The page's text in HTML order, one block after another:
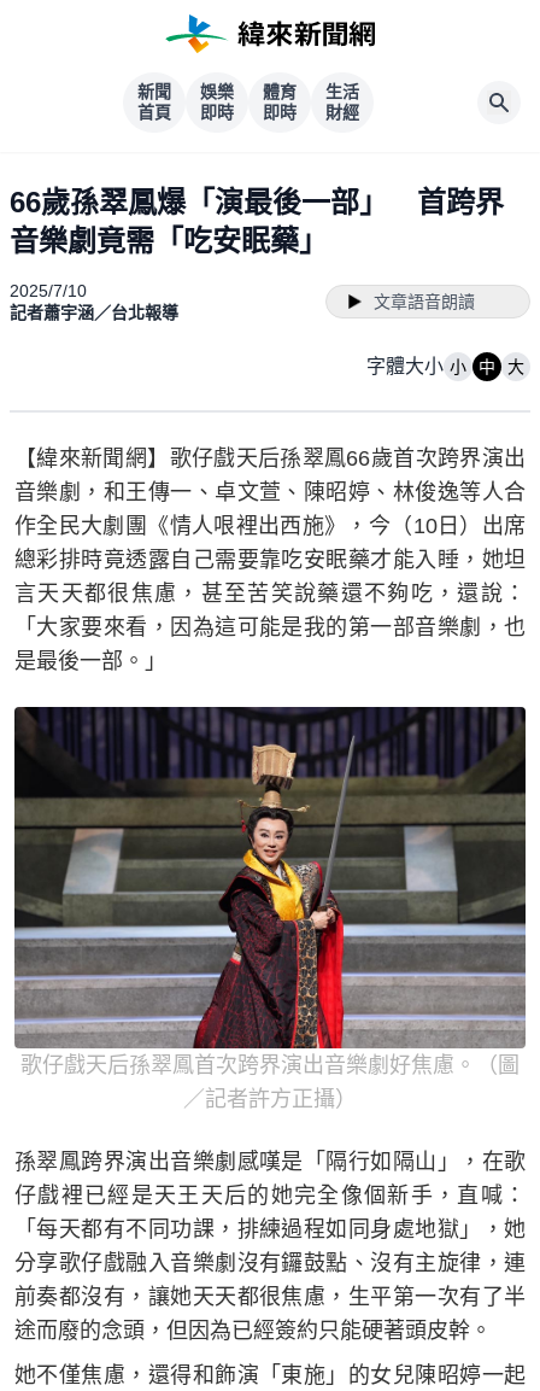
新聞
首頁
娛樂
即時
體育
即時
生活
財經
66歲孫翠鳳爆「演最後一部」 首跨界
音樂劇竟需「吃安眠藥」
2025/7/10
記者蕭宇涵／台北報導
文章語音朗讀
字體大小 小 中 大
【緯來新聞網】歌仔戲天后孫翠鳳66歲首次跨界演出
音樂劇，和王傳一、卓文萱、陳昭婷、林俊逸等人合
作全民大劇團《情人哏裡出西施》，今（10日）出席
總彩排時竟透露自己需要靠吃安眠藥才能入睡，她坦
言天天都很焦慮，甚至苦笑說藥還不夠吃，還說：
「大家要來看，因為這可能是我的第一部音樂劇，也
是最後一部。」
歌仔戲天后孫翠鳳首次跨界演出音樂劇好焦慮。（圖
／記者許方正攝）
孫翠鳳跨界演出音樂劇感嘆是「隔行如隔山」，在歌
仔戲裡已經是天王天后的她完全像個新手，直喊：
「每天都有不同功課，排練過程如同身處地獄」，她
分享歌仔戲融入音樂劇沒有鑼鼓點、沒有主旋律，連
前奏都沒有，讓她天天都很焦慮，生平第一次有了半
途而廢的念頭，但因為已經簽約只能硬著頭皮幹。
她不僅焦慮，還得和飾演「東施」的女兒陳昭婷一起